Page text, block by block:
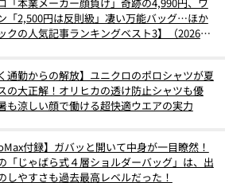
「2,500円は反則級」凄い万能バッグ…ほか
クの人気記事ランキングベスト3】（2026年
通勤からの解放】ユニクロのポロシャツが夏
の大正解！オリヒカの透け防止シャツも優
も涼しい顔で働ける超快適ウエアの実力
付録】ガバッと開いて中身が一目瞭然！
「じゃばら式４層ショルダーバッグ」は、出
しやすさも過去最高レベルだった！